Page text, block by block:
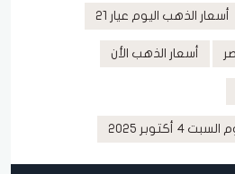
أسعار الذهب اليوم عيار 21
أسعار الذهب الأن
2025